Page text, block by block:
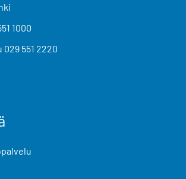
1000
029 551 2220